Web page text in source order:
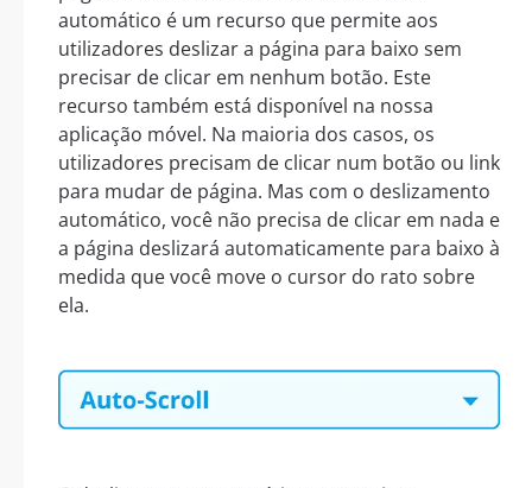
automático é um recurso que permite aos
utilizadores deslizar a página para baixo sem
precisar de clicar em nenhum botão. Este
recurso também está disponível na nossa
aplicação móvel. Na maioria dos casos, os
utilizadores precisam de clicar num botão ou link
para mudar de página. Mas com o deslizamento
automático, você não precisa de clicar em nada e
a página deslizará automaticamente para baixo à
medida que você move o cursor do rato sobre
ela.